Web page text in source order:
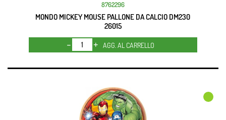
8762296
MONDO MICKEY MOUSE PALLONE DA CALCIO DM230
26015
Quantità
AGG. AL CARRELLO